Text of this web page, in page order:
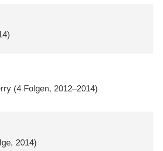
(4 Folgen, 2012–2014)
2014)